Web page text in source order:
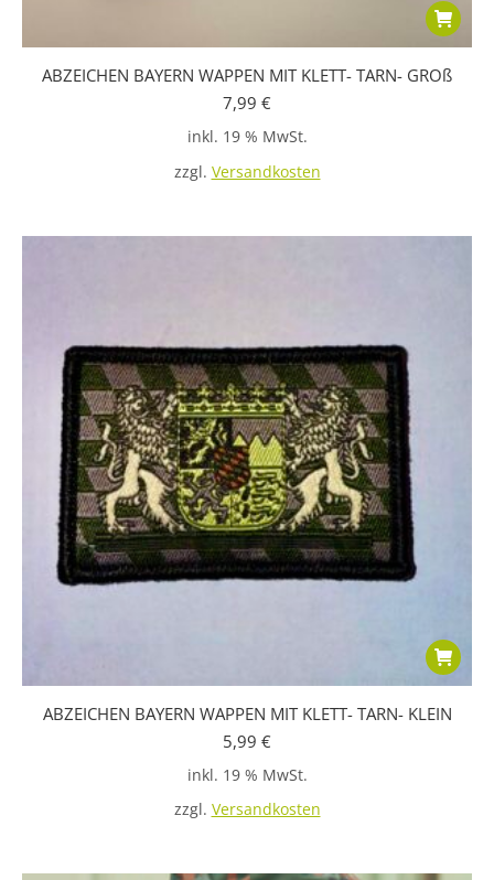
ABZEICHEN BAYERN WAPPEN MIT KLETT- TARN- GROß
7,99 €
inkl. 19 % MwSt.
zzgl. Versandkosten
ABZEICHEN BAYERN WAPPEN MIT KLETT- TARN- KLEIN
5,99 €
inkl. 19 % MwSt.
zzgl. Versandkosten